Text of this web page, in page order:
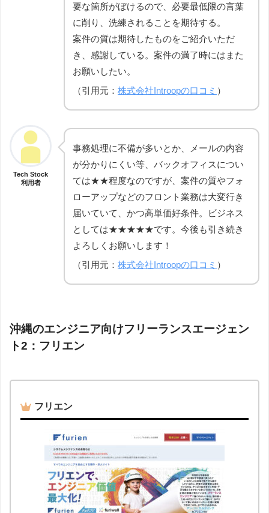
要な箇所がぼけるので、必要最低限の言葉
に削り、洗練されることを期待する。
案件の質は期待したものをご紹介いただ
き、感謝している。案件の満了時にはまた
お願いしたい。
（引用元： 株式会社Introopの口コミ ）
Tech Stock
利用者
事務処理に不備が多いとか、メールの内容
が分かりにくい等、バックオフィスについ
ては★★程度なのですが、案件の質やフォ
ローアップなどのフロント業務は大変行き
届いていて、かつ高単価好条件。ビジネス
としては★★★★★です。今後も引き続き
よろしくお願いします！
（引用元： 株式会社Introopの口コミ ）
沖縄のエンジニア向けフリーランスエージェン
ト2：フリエン
フリエン